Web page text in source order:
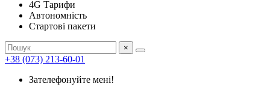
4G Тарифи
Автономність
Стартові пакети
×
+38 (073) 213-60-01
Зателефонуйте мені!